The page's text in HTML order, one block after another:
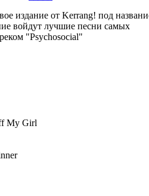
издание от Kerrang! под
войдут лучшие песни самых
"Psychosocial"
My Girl